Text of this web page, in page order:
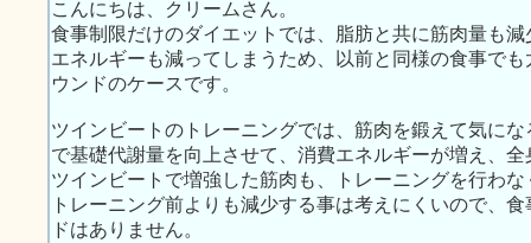
こんにちは、クリームさん。
食事制限だけのダイエットでは、脂肪と共に筋肉量も
エネルギーも減ってしまうため、以前と同様の食事で
ウンドのケースです。
ツインビートのトレーニングでは、筋肉を鍛えて気に
で基礎代謝量を向上させて、消費エネルギーが増え、
ツインビートで増強した筋肉も、トレーニングを行わ
トレーニング前よりも減少する事は考えにくいので、
ドはありません。